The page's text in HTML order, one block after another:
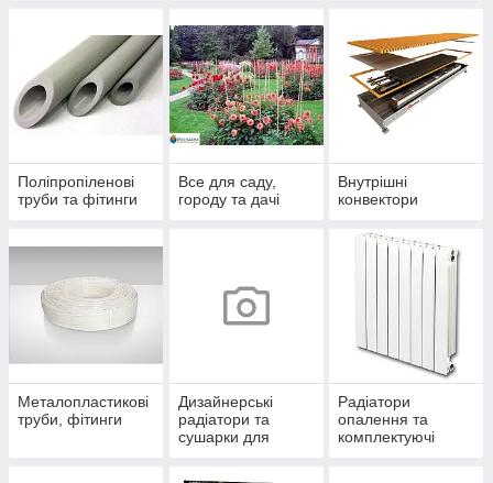
Поліпропіленові
труби та фітинги
Все для саду,
городу та дачі
Внутрішні
конвектори
Металопластикові
труби, фітинги
Дизайнерські
радіатори та
сушарки для
Радіатори
опалення та
комплектуючі